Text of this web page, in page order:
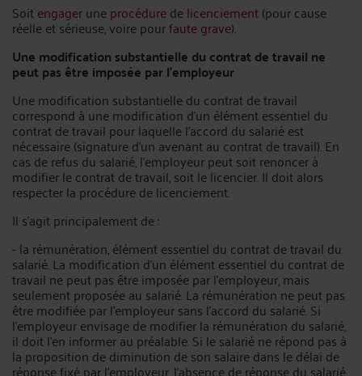
Soitengageruneprocéduredelicenciement(pour cause
réelle et sérieuse, voire pourfautegrave).
Une modification substantielle du contrat de travail ne
peut pas être imposée par l’employeur
Une modification substantielle du contrat de travail
correspond à une modification d’un élément essentiel du
contrat de travail pour laquelle l’accord du salarié est
nécessaire (signature d’un avenant au contrat de travail). En
cas de refus du salarié, l’employeur peut soit renoncer à
modifier le contrat de travail, soit le licencier. Il doit alors
respecter la procédure de licenciement.
Il s’agit principalement de :
- la rémunération, élément essentiel du contrat de travail du
salarié. La modification d’un élément essentiel du contrat de
travail ne peut pas être imposée par l’employeur, mais
seulement proposée au salarié. La rémunération ne peut pas
être modifiée par l'employeur sans l'accord du salarié. Si
l'employeur envisage de modifier la rémunération du salarié,
il doit l'en informer au préalable. Si le salarié ne répond pas à
la proposition de diminution de son salaire dans le délai de
réponse fixé par l'employeur, l'absence de réponse du salarié